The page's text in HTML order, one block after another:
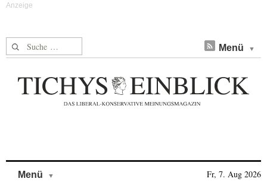
Suche nach: Menü
Menü Fr, 7. Aug 2026